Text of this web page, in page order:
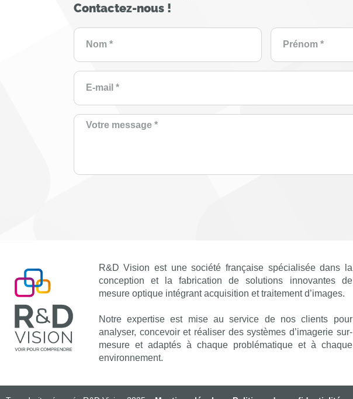
Contactez-nous !
R&D Vision est une société française spécialisée dans la
conception et la fabrication de solutions innovantes de
mesure optique intégrant acquisition et traitement d’images.
Notre expertise est mise au service de nos clients pour
analyser, concevoir et réaliser des systèmes d’imagerie sur-
mesure et adaptés à chaque problématique et à chaque
environnement.